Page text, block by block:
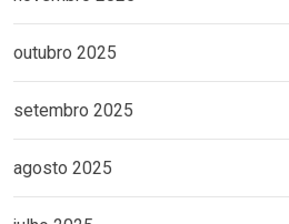
outubro 2025
setembro 2025
agosto 2025